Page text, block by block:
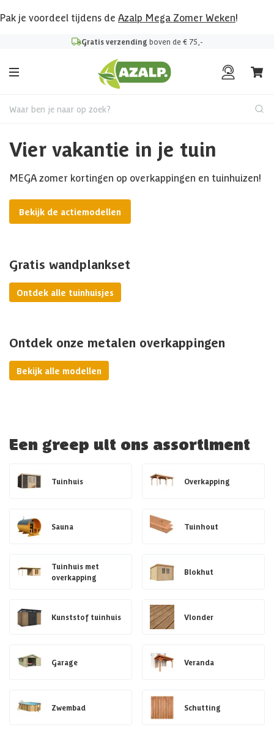
Pak je voordeel tijdens de Azalp Mega Zomer Weken!
Gratis verzending boven de € 75,-
Waar ben je naar op zoek?
Vier vakantie in je tuin
MEGA zomer kortingen op overkappingen en tuinhuizen!
Bekijk de actiemodellen
Gratis wandplankset
Ontdek alle tuinhuisjes
Ontdek onze metalen overkappingen
Bekijk alle modellen
Een greep uit ons assortiment
Tuinhuis Overkapping
Sauna Tuinhout
Tuinhuis met
overkapping
Blokhut
Kunststof tuinhuis Vlonder
Garage Veranda
Zwembad Schutting